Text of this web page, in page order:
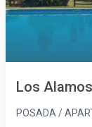
Los Alamos
POSADA /